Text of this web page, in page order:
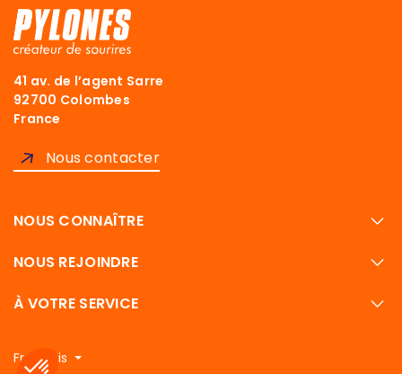
41 av. de l’agent Sarre
92700 Colombes
France
Nous contacter
NOUS CONNAÎTRE
NOUS REJOINDRE
À VOTRE SERVICE
Français